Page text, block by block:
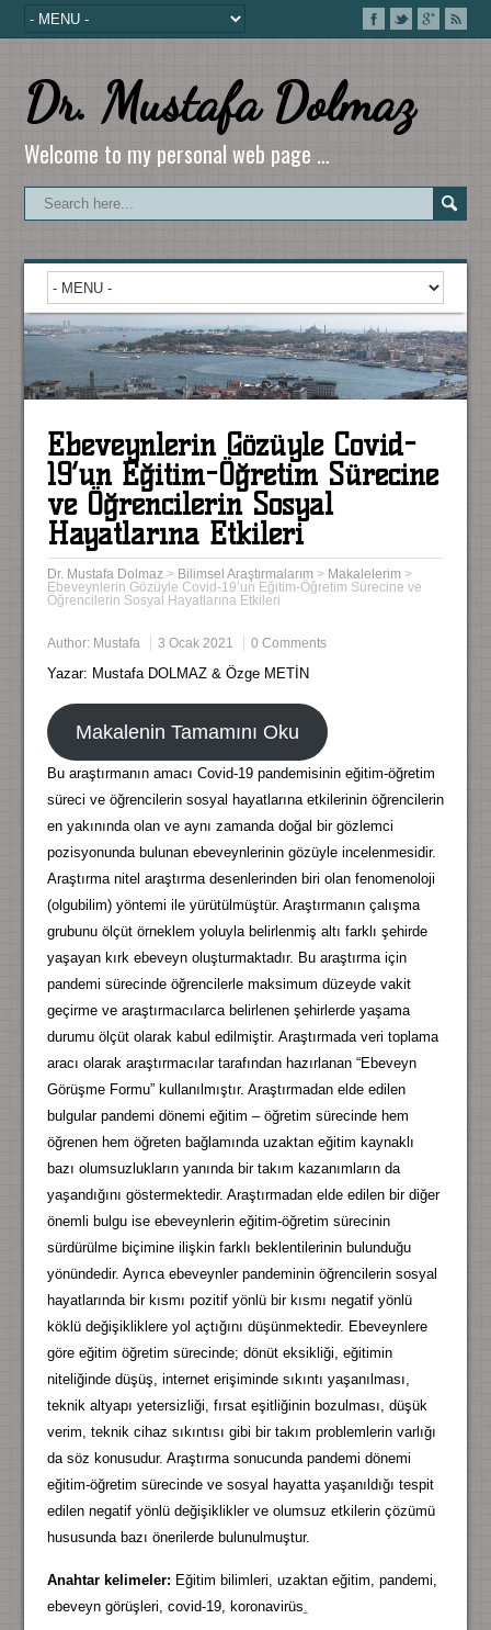
Dr. Mustafa Dolmaz
Welcome to my personal web page …
Ebeveynlerin Gözüyle Covid-
19’un Eğitim-Öğretim Sürecine
ve Öğrencilerin Sosyal
Hayatlarına Etkileri
Dr. Mustafa Dolmaz> Bilimsel Araştırmalarım > Makalelerim >
Ebeveynlerin Gözüyle Covid-19’un Eğitim-Öğretim Sürecine ve
Öğrencilerin Sosyal Hayatlarına Etkileri
Author: Mustafa 3 Ocak 2021 0 Comments
Yazar: Mustafa DOLMAZ & Özge METİN
Makalenin Tamamını Oku
Bu araştırmanın amacı Covid-19 pandemisinin eğitim-öğretim
süreci ve öğrencilerin sosyal hayatlarına etkilerinin öğrencilerin
en yakınında olan ve aynı zamanda doğal bir gözlemci
pozisyonunda bulunan ebeveynlerinin gözüyle incelenmesidir.
Araştırma nitel araştırma desenlerinden biri olan fenomenoloji
(olgubilim) yöntemi ile yürütülmüştür. Araştırmanın çalışma
grubunu ölçüt örneklem yoluyla belirlenmiş altı farklı şehirde
yaşayan kırk ebeveyn oluşturmaktadır. Bu araştırma için
pandemi sürecinde öğrencilerle maksimum düzeyde vakit
geçirme ve araştırmacılarca belirlenen şehirlerde yaşama
durumu ölçüt olarak kabul edilmiştir. Araştırmada veri toplama
aracı olarak araştırmacılar tarafından hazırlanan “Ebeveyn
Görüşme Formu” kullanılmıştır. Araştırmadan elde edilen
bulgular pandemi dönemi eğitim – öğretim sürecinde hem
öğrenen hem öğreten bağlamında uzaktan eğitim kaynaklı
bazı olumsuzlukların yanında bir takım kazanımların da
yaşandığını göstermektedir. Araştırmadan elde edilen bir diğer
önemli bulgu ise ebeveynlerin eğitim-öğretim sürecinin
sürdürülme biçimine ilişkin farklı beklentilerinin bulunduğu
yönündedir. Ayrıca ebeveynler pandeminin öğrencilerin sosyal
hayatlarında bir kısmı pozitif yönlü bir kısmı negatif yönlü
köklü değişikliklere yol açtığını düşünmektedir. Ebeveynlere
göre eğitim öğretim sürecinde; dönüt eksikliği, eğitimin
niteliğinde düşüş, internet erişiminde sıkıntı yaşanılması,
teknik altyapı yetersizliği, fırsat eşitliğinin bozulması, düşük
verim, teknik cihaz sıkıntısı gibi bir takım problemlerin varlığı
da söz konusudur. Araştırma sonucunda pandemi dönemi
eğitim-öğretim sürecinde ve sosyal hayatta yaşanıldığı tespit
edilen negatif yönlü değişiklikler ve olumsuz etkilerin çözümü
hususunda bazı önerilerde bulunulmuştur.
Anahtar kelimeler: Eğitim bilimleri, uzaktan eğitim, pandemi,
ebeveyn görüşleri, covid-19, koronavirüs.